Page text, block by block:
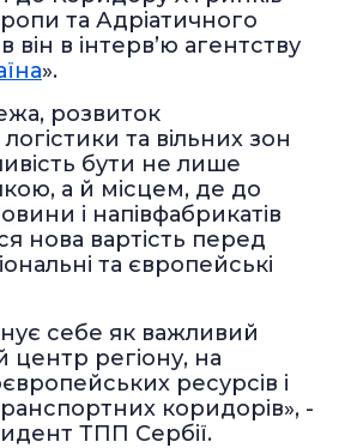
та Адріатичного
він в інтерв’ю агентству
».
розвиток
та вільних зон
бути не лише
а й місцем, де до
і напівфабрикатів
нова вартість перед
та європейські
себе як важливий
центр регіону, на
ресурсів і
коридорів», -
ТПП Сербії.